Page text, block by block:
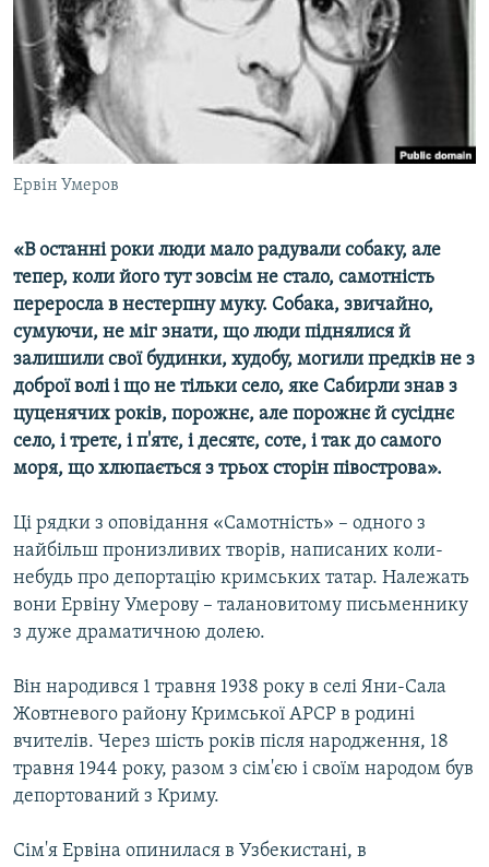
СПЕЦПРОЕКТИ
ДЕПОРТАЦІЯ
ВІДЕОУРОКИ «ELIFBE»
СВІДЧЕННЯ ОКУПАЦІЇ
УКРАЇНСЬКА ПРОБЛЕМА КРИМУ
ЯК ОБІЙТИ БЛОКУВАННЯ
Русский
Qırımtatar
Усі сайти RFE/RL
Ервін Умеров
«В останні роки люди мало радували собаку, але
тепер, коли його тут зовсім не стало, самотність
переросла в нестерпну муку. Собака, звичайно,
сумуючи, не міг знати, що люди піднялися й
залишили свої будинки, худобу, могили предків не з
доброї волі і що не тільки село, яке Сабирли знав з
цуценячих років, порожнє, але порожнє й сусіднє
село, і третє, і п'ятє, і десятє, соте, і так до самого
моря, що хлюпається з трьох сторін півострова».
Ці рядки з оповідання «Самотність» – одного з
найбільш пронизливих творів, написаних коли-
небудь про депортацію кримських татар. Належать
вони Ервіну Умерову – талановитому письменнику
з дуже драматичною долею.
Він народився 1 травня 1938 року в селі Яни-Сала
Жовтневого району Кримської АРСР в родині
вчителів. Через шість років після народження, 18
травня 1944 року, разом з сім'єю і своїм народом був
депортований з Криму.
Сім'я Ервіна опинилася в Узбекистані, в